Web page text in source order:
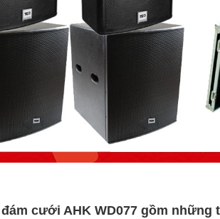
cưới AHK WD077 gồm những